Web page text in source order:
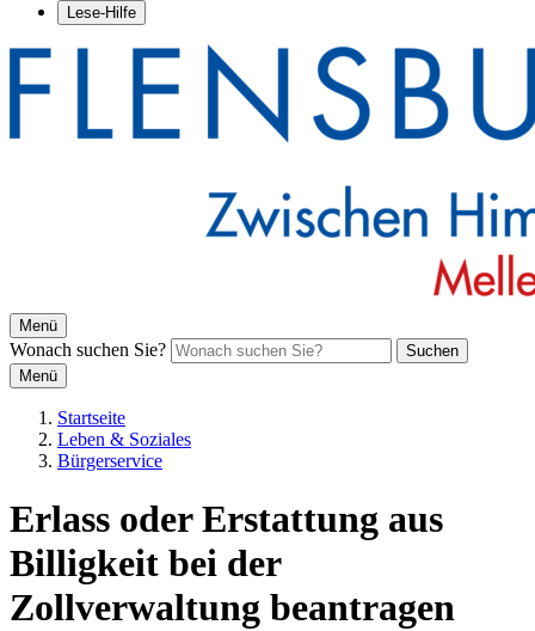
Lese-Hilfe
Menü
Wonach suchen Sie?
Suchen
Menü
Startseite
Leben & Soziales
Bürgerservice
Erlass oder Erstattung aus
Billigkeit bei der
Zollverwaltung beantragen